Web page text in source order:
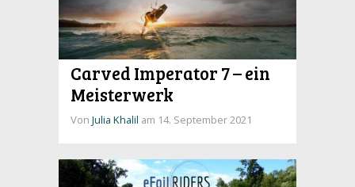
Carved Imperator 7 – ein
Meisterwerk
Von Julia Khalil am 14. September 2021